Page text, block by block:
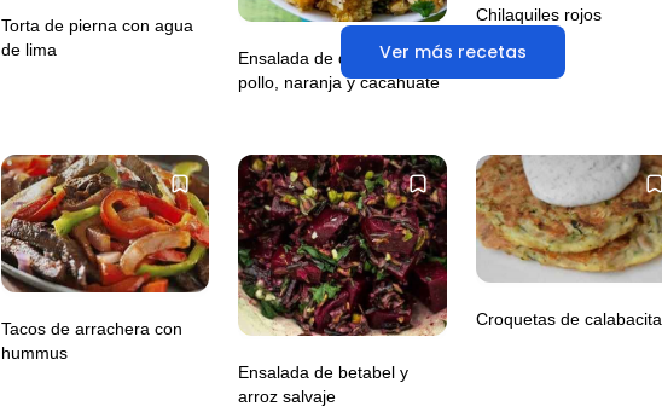
Ver más recetas
Torta de pierna con agua
de lima
Ensalada de quinoa con
pollo, naranja y cacahuate
Chilaquiles rojos
Tacos de arrachera con
hummus
Ensalada de betabel y
arroz salvaje
Croquetas de calabacita